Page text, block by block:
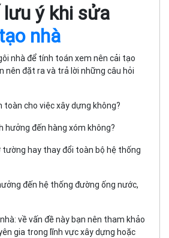
ý khi sửa
nhà
nhà để tính toán xem nên cải tạo
nên đặt ra và trả lời những câu hỏi
toàn cho việc xây dựng không?
hưởng đến hàng xóm không?
tường hay thay đổi toàn bộ hệ thống
đến hệ thống đường ống nước,
về vấn đề này bạn nên tham khảo
gia trong lĩnh vực xây dựng hoặc